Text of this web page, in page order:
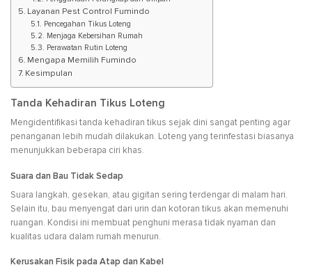
Layanan Pest Control Fumindo
Pencegahan Tikus Loteng
Menjaga Kebersihan Rumah
Perawatan Rutin Loteng
Mengapa Memilih Fumindo
Kesimpulan
Tanda Kehadiran Tikus Loteng
Mengidentifikasi tanda kehadiran tikus sejak dini sangat penting agar
penanganan lebih mudah dilakukan. Loteng yang terinfestasi biasanya
menunjukkan beberapa ciri khas.
Suara dan Bau Tidak Sedap
Suara langkah, gesekan, atau gigitan sering terdengar di malam hari.
Selain itu, bau menyengat dari urin dan kotoran tikus akan memenuhi
ruangan. Kondisi ini membuat penghuni merasa tidak nyaman dan
kualitas udara dalam rumah menurun.
Kerusakan Fisik pada Atap dan Kabel